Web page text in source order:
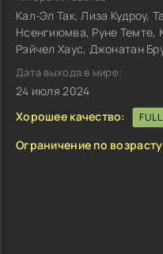
Кал-Эл Так, Лиза Кудроу,
Нсенгиюмва, Руне Темте,
Рэйчел Хаус, Джонатан
Дата выхода в мире:
24 июля 2024
Хорошее качество:
Ограничение по